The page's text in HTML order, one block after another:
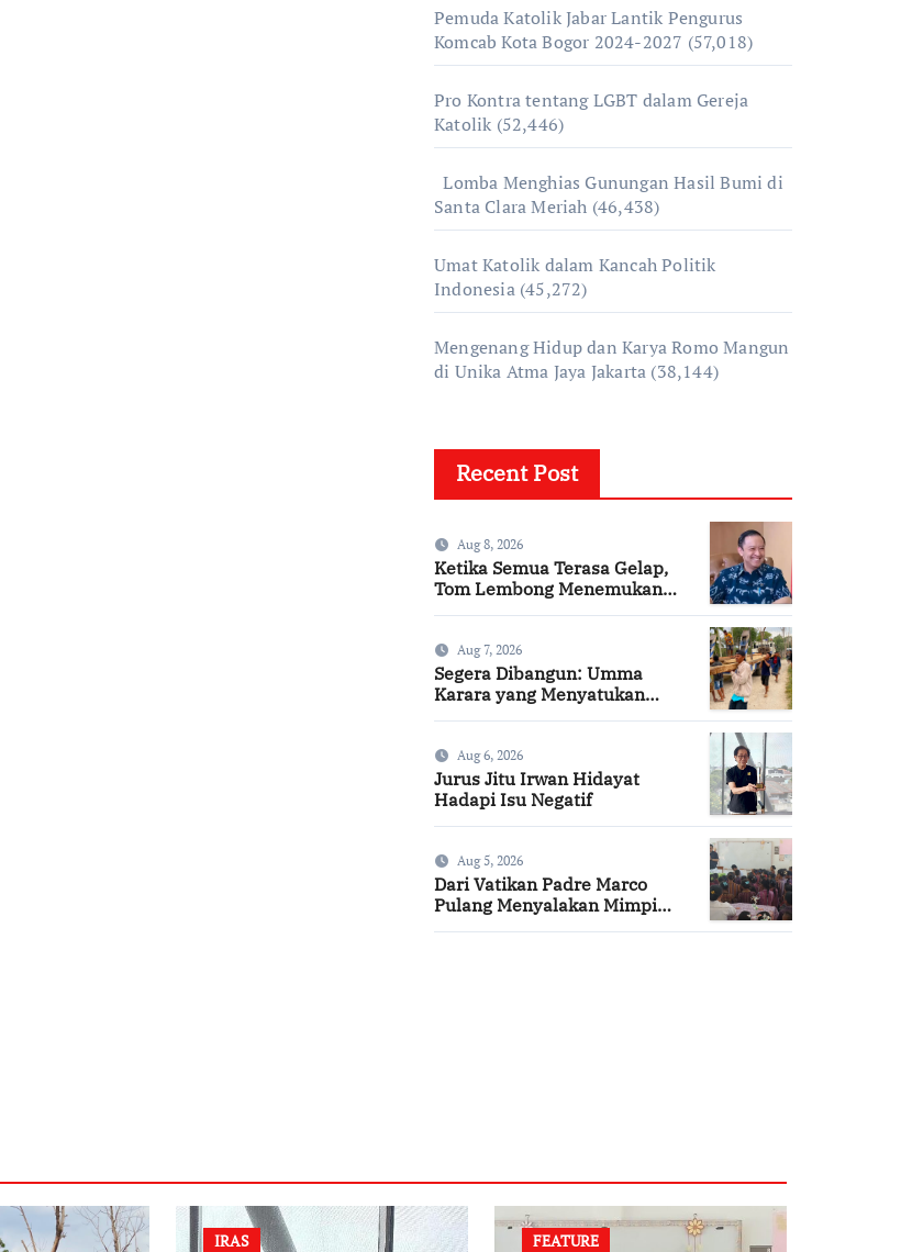
Pemuda Katolik Jabar Lantik Pengurus
Komcab Kota Bogor 2024-2027 (57,018)
Pro Kontra tentang LGBT dalam Gereja
Katolik (52,446)
Lomba Menghias Gunungan Hasil Bumi di
Santa Clara Meriah (46,438)
Umat Katolik dalam Kancah Politik
Indonesia (45,272)
Mengenang Hidup dan Karya Romo Mangun
di Unika Atma Jaya Jakarta (38,144)
Recent Post
Aug 8, 2026
Ketika Semua Terasa Gelap,
Tom Lembong Menemukan
Aug 7, 2026
Segera Dibangun: Umma
Karara yang Menyatukan
Aug 6, 2026
Jurus Jitu Irwan Hidayat
Hadapi Isu Negatif
Aug 5, 2026
Dari Vatikan Padre Marco
Pulang Menyalakan Mimpi
IRAS FEATURE